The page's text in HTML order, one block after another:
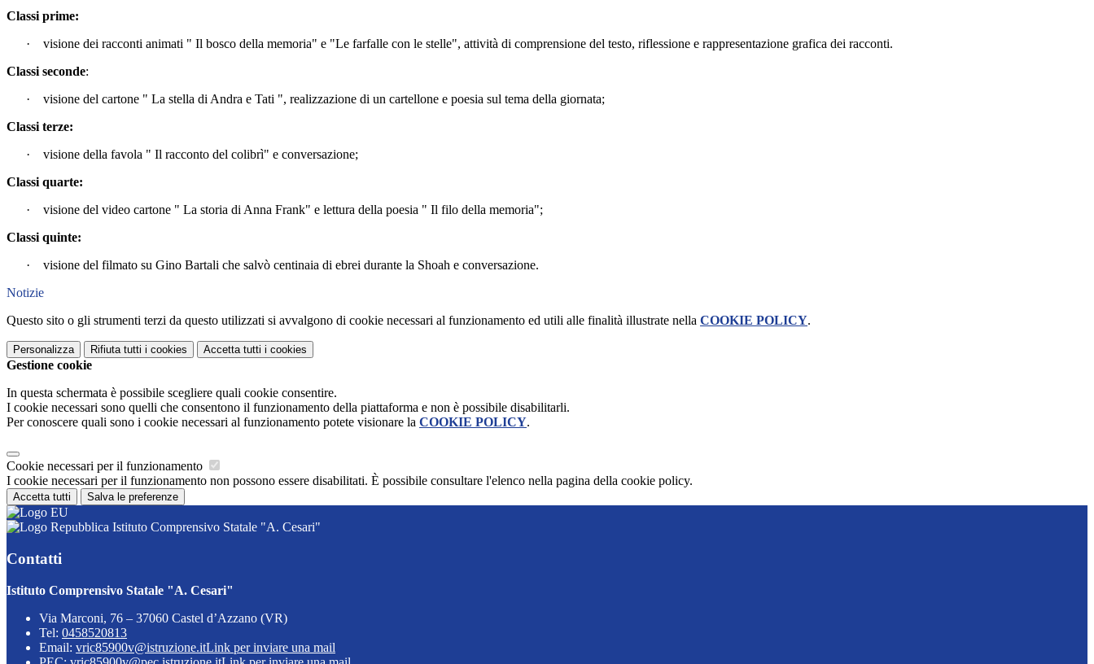
Classi prime:
·
visione dei racconti animati " Il bosco della memoria" e "Le farfalle con le stelle", attività di comprensione del testo, riflessione e rappresentazione grafica dei racconti.
Classi seconde:
·
visione del cartone " La stella di Andra e Tati ", realizzazione di un cartellone e poesia sul tema della giornata;
Classi terze:
·
visione della favola " Il racconto del colibrì" e conversazione;
Classi quarte:
·
visione del video cartone " La storia di Anna Frank" e lettura della poesia " Il filo della memoria";
Classi quinte:
·
visione del filmato su Gino Bartali che salvò centinaia di ebrei durante la Shoah e conversazione.
Notizie
Questo sito o gli strumenti terzi da questo utilizzati si avvalgono di cookie necessari al funzionamento ed utili alle finalità illustrate nella COOKIE POLICY.
Personalizza Rifiuta tutti i cookies Accetta tutti i cookies
Gestione cookie
In questa schermata è possibile scegliere quali cookie consentire.
I cookie necessari sono quelli che consentono il funzionamento della piattaforma e non è possibile disabilitarli.
Per conoscere quali sono i cookie necessari al funzionamento potete visionare la COOKIE POLICY.
Cookie necessari per il funzionamento
I cookie necessari per il funzionamento non possono essere disabilitati. È possibile consultare l'elenco nella pagina della cookie policy.
Accetta tutti Salva le preferenze
Istituto Comprensivo Statale "A. Cesari"
Contatti
Istituto Comprensivo Statale "A. Cesari"
Via Marconi, 76 – 37060 Castel d’Azzano (VR)
Tel: 0458520813
Email: vric85900v@istruzione.itLink per inviare una mail